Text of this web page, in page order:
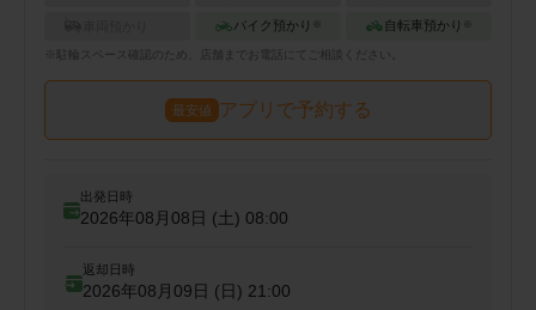
バイク預かり ※ 自転車預かり ※
※ スペース確認のため、店舗までお電話にてご相談ください。
最安値 アプリで予約する
出発日時
2026年08月08日 (土) 08:00
返却日時
2026年08月09日 (日) 21:00